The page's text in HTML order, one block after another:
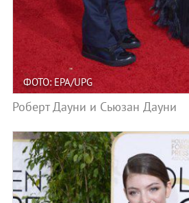
ФОТО: EPA/UPG
Роберт Дауни и Сьюзан Дауни